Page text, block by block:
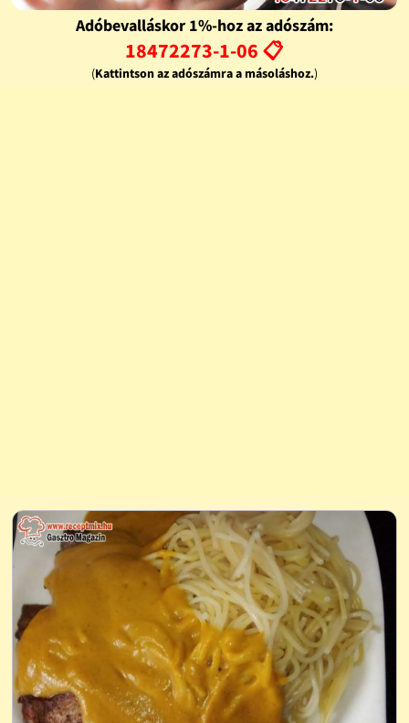
Adóbevalláskor 1%-hoz az adószám:
18472273-1-06 📋
(Kattintson az adószámra a másoláshoz.)